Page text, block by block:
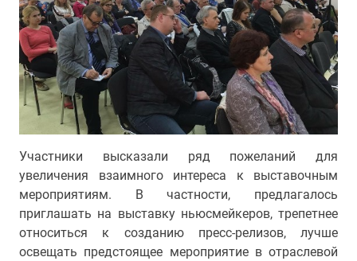
Участники высказали ряд пожеланий для
увеличения взаимного интереса к выставочным
мероприятиям. В частности, предлагалось
приглашать на выставку ньюсмейкеров, трепетнее
относиться к созданию пресс-релизов, лучше
освещать предстоящее мероприятие в отраслевой